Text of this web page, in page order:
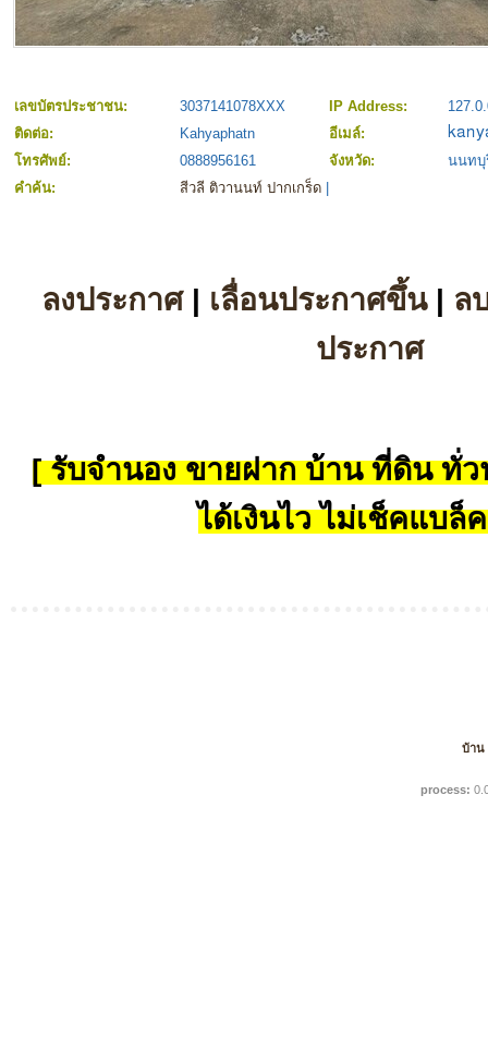
เลขบัตรประชาชน: 3037141078XXX IP Address:
ติดต่อ:
Kahyaphatn
อีเมล์:
โทรศัพย์:
0888956161 จังหวัด:
นนทบุ
คำค้น:
สีวลี ติวานนท์ ปากเกร็ด
ลงประกาศ| เลื่อนประกาศขึ้น| ล
ประกาศ
[ รับจำนอง ขายฝาก บ้าน ที่ดิน ทั่ว
ได้เงินไว ไม่เช็คแบล็
บ้าน
process: